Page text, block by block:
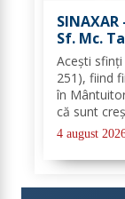
Sf. Mc.
Aceşti
251), fiind
în
că sunt
faţa lui
4 august